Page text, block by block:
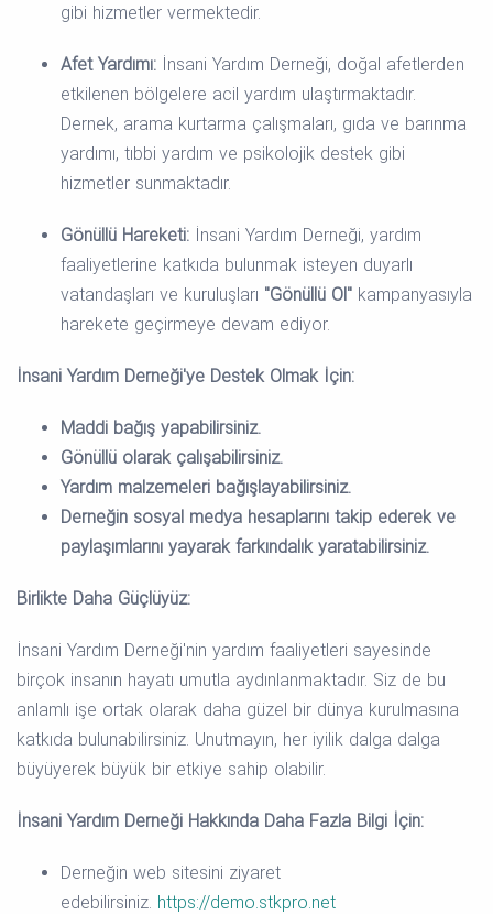
gibi hizmetler vermektedir.
Afet Yardımı: İnsani Yardım Derneği, doğal afetlerden
etkilenen bölgelere acil yardım ulaştırmaktadır.
Dernek, arama kurtarma çalışmaları, gıda ve barınma
yardımı, tıbbi yardım ve psikolojik destek gibi
hizmetler sunmaktadır.
Gönüllü Hareketi: İnsani Yardım Derneği, yardım
faaliyetlerine katkıda bulunmak isteyen duyarlı
vatandaşları ve kuruluşları "Gönüllü Ol" kampanyasıyla
harekete geçirmeye devam ediyor.
İnsani Yardım Derneği'ye Destek Olmak İçin:
Maddi bağış yapabilirsiniz.
Gönüllü olarak çalışabilirsiniz.
Yardım malzemeleri bağışlayabilirsiniz.
Derneğin sosyal medya hesaplarını takip ederek ve
paylaşımlarını yayarak farkındalık yaratabilirsiniz.
Birlikte Daha Güçlüyüz:
İnsani Yardım Derneği'nin yardım faaliyetleri sayesinde
birçok insanın hayatı umutla aydınlanmaktadır. Siz de bu
anlamlı işe ortak olarak daha güzel bir dünya kurulmasına
katkıda bulunabilirsiniz. Unutmayın, her iyilik dalga dalga
büyüyerek büyük bir etkiye sahip olabilir.
İnsani Yardım Derneği Hakkında Daha Fazla Bilgi İçin:
Derneğin web sitesini ziyaret
edebilirsiniz. https://demo.stkpro.net